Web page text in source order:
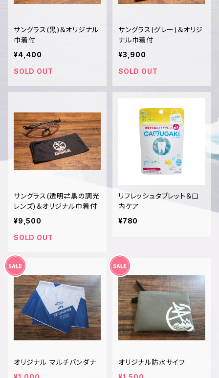
サングラス(黒)＆オリジナル
巾着付
¥4,400
SOLD OUT
サングラス(グレー)＆オリジ
ナル巾着付
¥3,900
SOLD OUT
サングラス(透明⇄黒の調光
レンズ)＆オリジナル巾着付
¥9,500
SOLD OUT
リフレッシュタブレット＆口
内ケア
¥780
オリジナル マルチバンダナ
オリジナル防水サイフ